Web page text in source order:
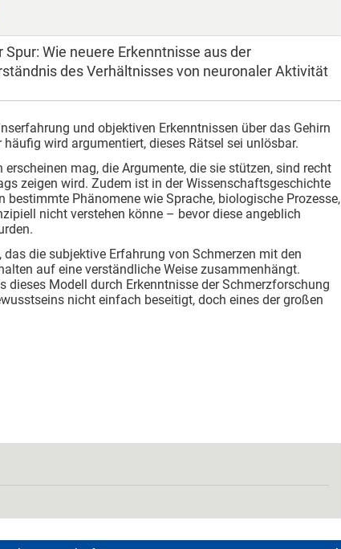
Wie neuere Erkenntnisse aus der
des Verhältnisses von neuronaler Aktivität
und objektiven Erkenntnissen über das Gehirn
wird argumentiert, dieses Rätsel sei unlösbar.
mag, die Argumente, die sie stützen, sind recht
zeigen wird. Zudem ist in der Wissenschaftsgeschichte
Phänomene wie Sprache, biologische Prozesse,
nicht verstehen könne – bevor diese angeblich
die subjektive Erfahrung von Schmerzen mit den
auf eine verständliche Weise zusammenhängt.
Modell durch Erkenntnisse der Schmerzforschung
nicht einfach beseitigt, doch eines der großen